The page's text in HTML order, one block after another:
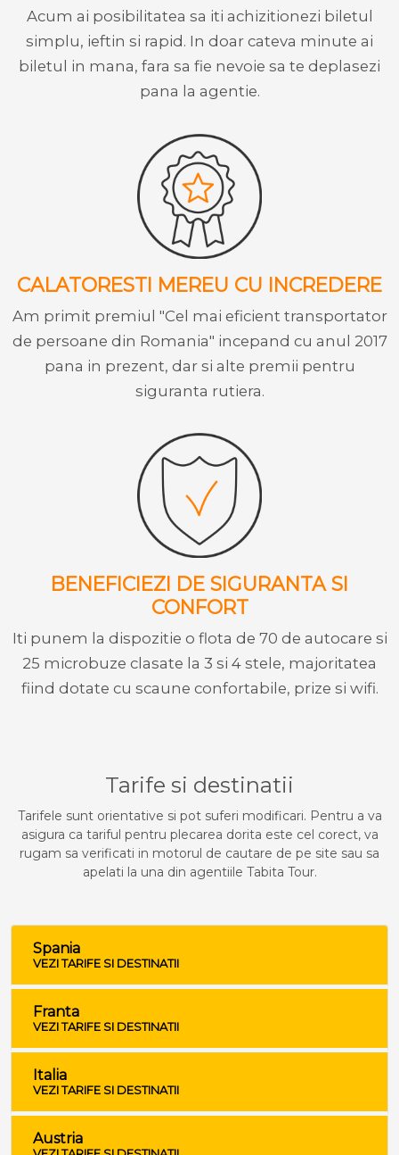
Acum ai posibilitatea sa iti achizitionezi biletul
simplu, ieftin si rapid. In doar cateva minute ai
biletul in mana, fara sa fie nevoie sa te deplasezi
pana la agentie.
CALATORESTI MEREU CU INCREDERE
Am primit premiul "Cel mai eficient transportator
de persoane din Romania" incepand cu anul 2017
pana in prezent, dar si alte premii pentru
siguranta rutiera.
BENEFICIEZI DE SIGURANTA SI
CONFORT
Iti punem la dispozitie o flota de 70 de autocare si
25 microbuze clasate la 3 si 4 stele, majoritatea
fiind dotate cu scaune confortabile, prize si wifi.
Tarife si destinatii
Tarifele sunt orientative si pot suferi modificari. Pentru a va
asigura ca tariful pentru plecarea dorita este cel corect, va
rugam sa verificati in motorul de cautare de pe site sau sa
apelati la una din agentiile Tabita Tour.
Spania
VEZI TARIFE SI DESTINATII
Franta
VEZI TARIFE SI DESTINATII
Italia
VEZI TARIFE SI DESTINATII
Austria